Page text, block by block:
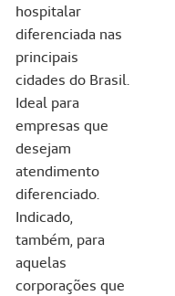
hospitalar
diferenciada nas
principais
cidades do Brasil.
Ideal para
empresas que
desejam
atendimento
diferenciado.
Indicado,
também, para
aquelas
corporações que